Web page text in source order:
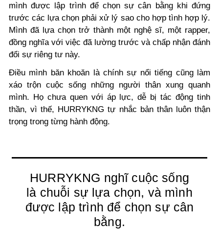
mình được lập trình để chọn sự cân bằng khi đứng
trước các lựa chọn phải xử lý sao cho hợp tình hợp lý.
Mình đã lựa chọn trở thành một nghệ sĩ, một rapper,
đồng nghĩa với việc đã lường trước và chấp nhận đánh
đổi sự riêng tư này.
Điều mình băn khoăn là chính sự nổi tiếng cũng làm
xáo trộn cuộc sống những người thân xung quanh
mình. Họ chưa quen với áp lực, dễ bị tác động tinh
thần, vì thế, HURRYKNG tự nhắc bản thân luôn thận
trọng trong từng hành động.
HURRYKNG nghĩ cuộc sống
là chuỗi sự lựa chọn, và mình
được lập trình để chọn sự cân
bằng.